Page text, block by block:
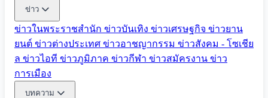
ข่าว
ข่าวในพระราชสำนัก ข่าวบันเทิง ข่าวเศรษฐกิจ ข่าวยาน
ยนต์ ข่าวต่างประเทศ ข่าวอาชญากรรม ข่าวสังคม - โซเชีย
ล ข่าวไอที ข่าวภูมิภาค ข่าวกีฬา ข่าวสมัครงาน ข่าว
การเมือง
บทความ